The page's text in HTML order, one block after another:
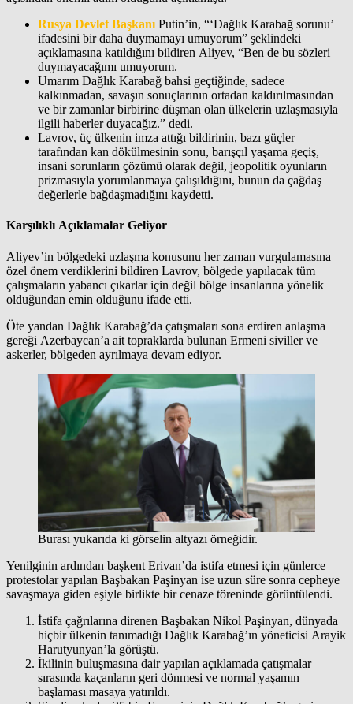
Rusya Devlet Başkanı Putin’in, “‘Dağlık Karabağ sorunu’
ifadesini bir daha duymamayı umuyorum” şeklindeki
açıklamasına katıldığını bildiren Aliyev, “Ben de bu sözleri
duymayacağımı umuyorum.
Umarım Dağlık Karabağ bahsi geçtiğinde, sadece
kalkınmadan, savaşın sonuçlarının ortadan kaldırılmasından
ve bir zamanlar birbirine düşman olan ülkelerin uzlaşmasıyla
ilgili haberler duyacağız.” dedi.
Lavrov, üç ülkenin imza attığı bildirinin, bazı güçler
tarafından kan dökülmesinin sonu, barışçıl yaşama geçiş,
insani sorunların çözümü olarak değil, jeopolitik oyunların
prizmasıyla yorumlanmaya çalışıldığını, bunun da çağdaş
değerlerle bağdaşmadığını kaydetti.
Karşılıklı Açıklamalar Geliyor
Aliyev’in bölgedeki uzlaşma konusunu her zaman vurgulamasına
özel önem verdiklerini bildiren Lavrov, bölgede yapılacak tüm
çalışmaların yabancı çıkarlar için değil bölge insanlarına yönelik
olduğundan emin olduğunu ifade etti.
Öte yandan Dağlık Karabağ’da çatışmaları sona erdiren anlaşma
gereği Azerbaycan’a ait topraklarda bulunan Ermeni siviller ve
askerler, bölgeden ayrılmaya devam ediyor.
Burası yukarıda ki görselin altyazı örneğidir.
Yenilginin ardından başkent Erivan’da istifa etmesi için günlerce
protestolar yapılan Başbakan Paşinyan ise uzun süre sonra cepheye
savaşmaya giden eşiyle birlikte bir cenaze töreninde görüntülendi.
İstifa çağrılarına direnen Başbakan Nikol Paşinyan, dünyada
hiçbir ülkenin tanımadığı Dağlık Karabağ’ın yöneticisi Arayik
Harutyunyan’la görüştü.
İkilinin buluşmasına dair yapılan açıklamada çatışmalar
sırasında kaçanların geri dönmesi ve normal yaşamın
başlaması masaya yatırıldı.